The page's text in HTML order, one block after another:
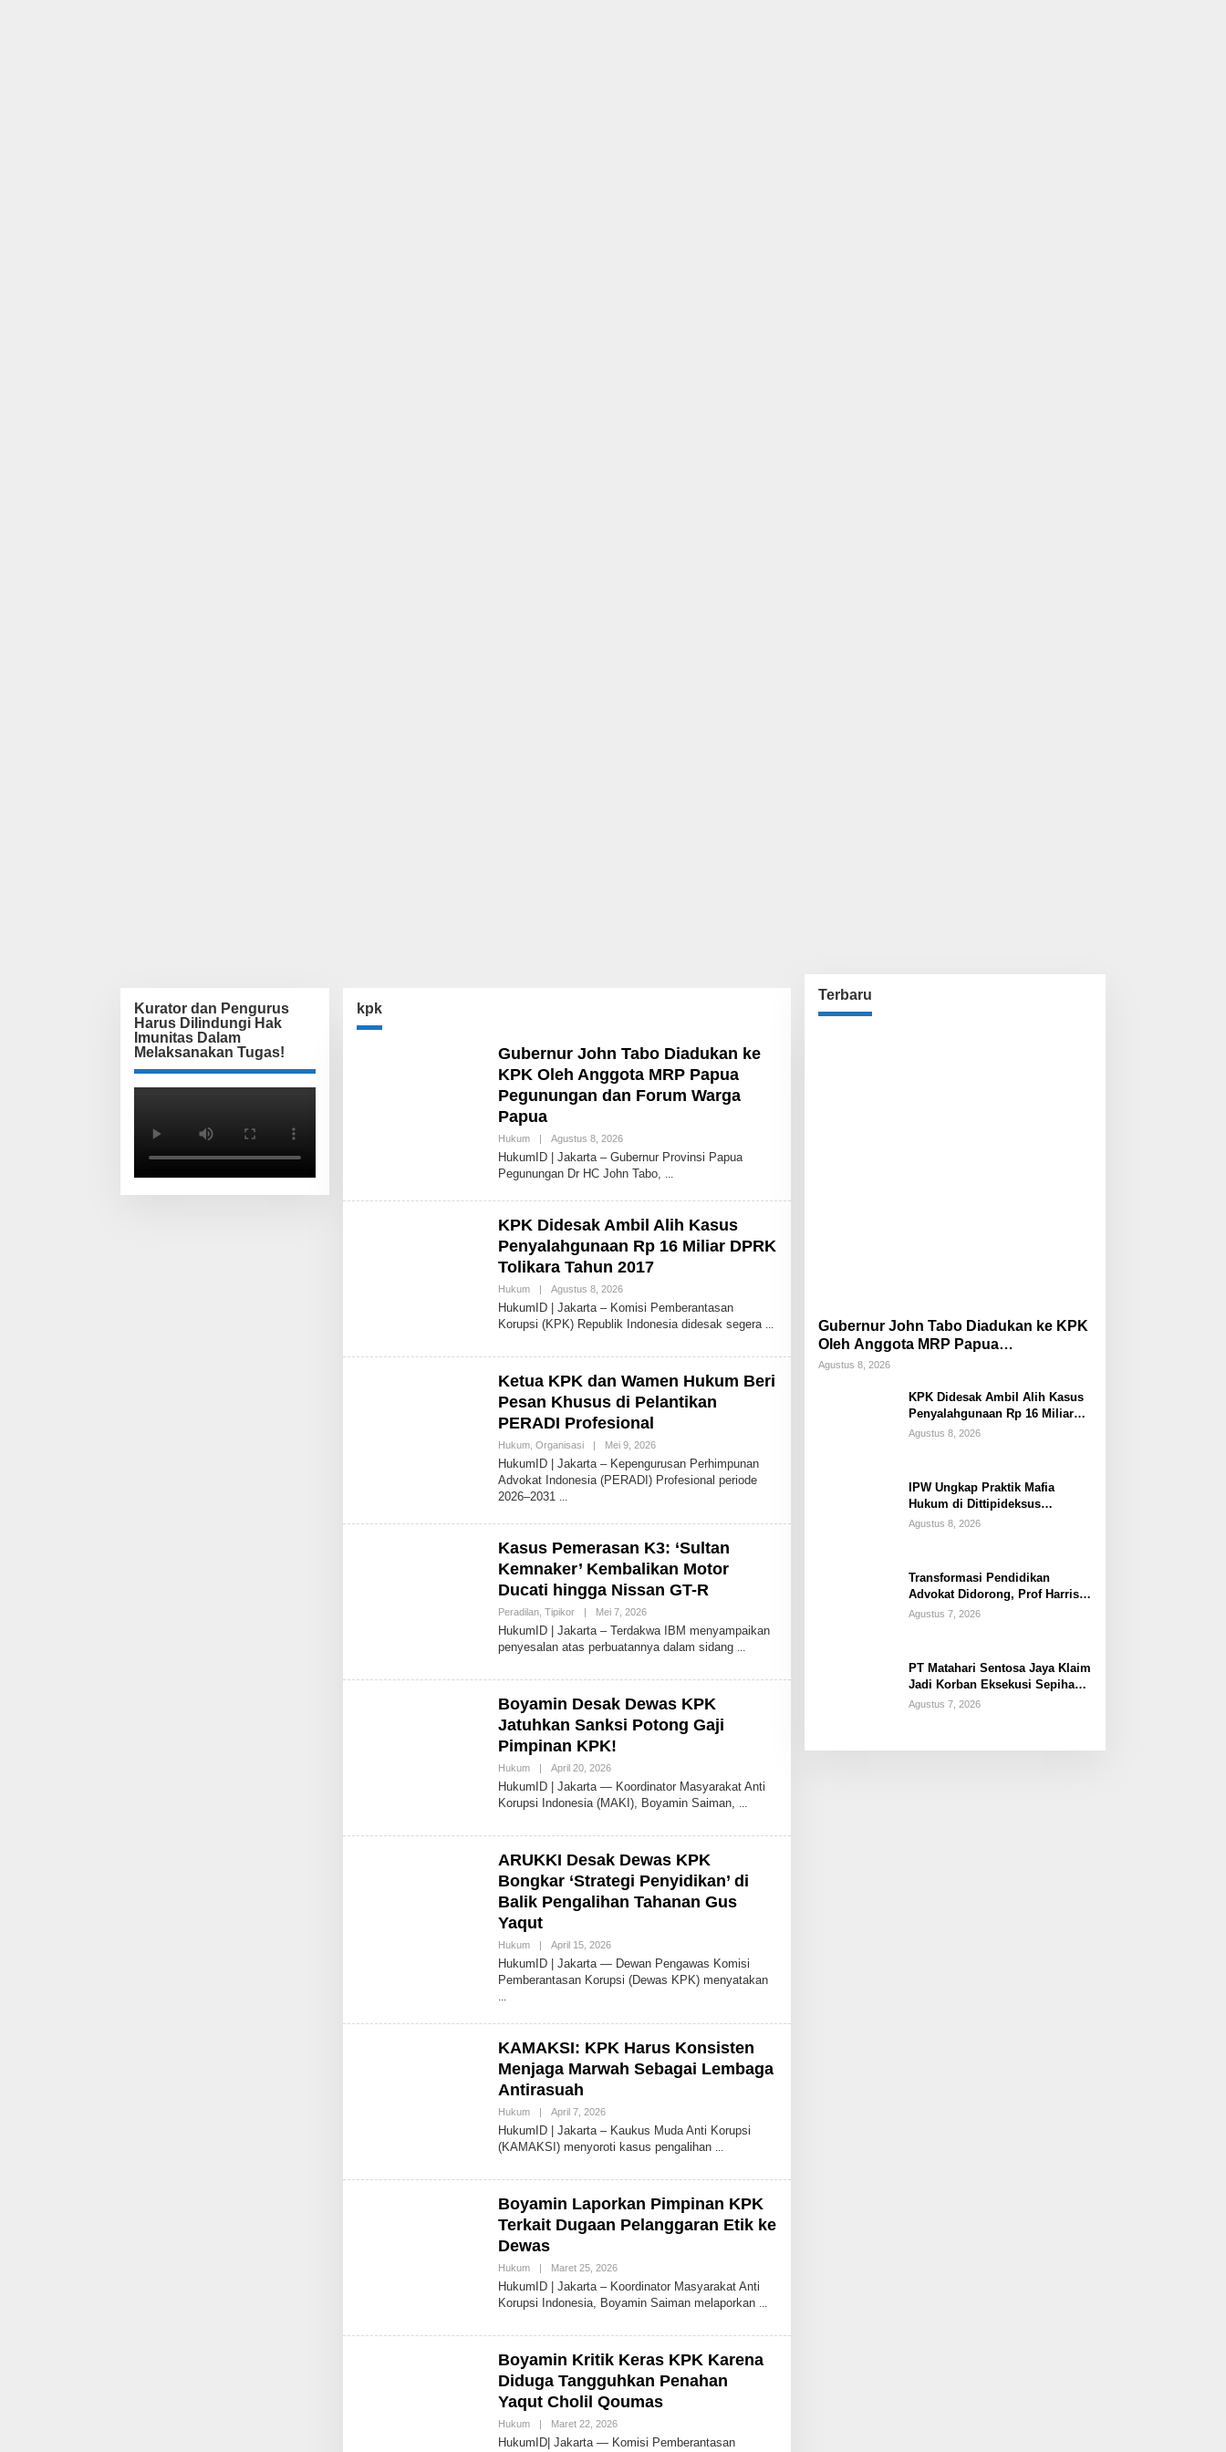
Kurator dan Pengurus
Harus Dilindungi Hak
Imunitas Dalam
Melaksanakan Tugas!
kpk
Gubernur John Tabo Diadukan ke
KPK Oleh Anggota MRP Papua
Pegunungan dan Forum Warga
Papua
Hukum | Agustus 8, 2026Oleh
HukumID
HukumID | Jakarta – Gubernur Provinsi Papua
Pegunungan Dr HC John Tabo,
KPK Didesak Ambil Alih Kasus
Penyalahgunaan Rp 16 Miliar DPRK
Tolikara Tahun 2017
Hukum | Agustus 8, 2026Oleh
HukumID
HukumID | Jakarta – Komisi Pemberantasan
Korupsi (KPK) Republik Indonesia didesak segera
Ketua KPK dan Wamen Hukum Beri
Pesan Khusus di Pelantikan
PERADI Profesional
Hukum, Organisasi | Mei 9, 2026Oleh
HukumID
HukumID | Jakarta – Kepengurusan Perhimpunan
Advokat Indonesia (PERADI) Profesional periode
2026–2031
Kasus Pemerasan K3: ‘Sultan
Kemnaker’ Kembalikan Motor
Ducati hingga Nissan GT-R
Peradilan, Tipikor | Mei 7, 2026Oleh
HukumID
HukumID | Jakarta – Terdakwa IBM menyampaikan
penyesalan atas perbuatannya dalam sidang
Boyamin Desak Dewas KPK
Jatuhkan Sanksi Potong Gaji
Pimpinan KPK!
Hukum | April 20, 2026Oleh
HukumID
HukumID | Jakarta — Koordinator Masyarakat Anti
Korupsi Indonesia (MAKI), Boyamin Saiman,
ARUKKI Desak Dewas KPK
Bongkar ‘Strategi Penyidikan’ di
Balik Pengalihan Tahanan Gus
Yaqut
Hukum | April 15, 2026Oleh
HukumID
HukumID | Jakarta — Dewan Pengawas Komisi
Pemberantasan Korupsi (Dewas KPK) menyatakan
KAMAKSI: KPK Harus Konsisten
Menjaga Marwah Sebagai Lembaga
Antirasuah
Hukum | April 7, 2026Oleh
HukumID
HukumID | Jakarta – Kaukus Muda Anti Korupsi
(KAMAKSI) menyoroti kasus pengalihan
Boyamin Laporkan Pimpinan KPK
Terkait Dugaan Pelanggaran Etik ke
Dewas
Hukum | Maret 25, 2026Oleh
HukumID
HukumID | Jakarta – Koordinator Masyarakat Anti
Korupsi Indonesia, Boyamin Saiman melaporkan
Boyamin Kritik Keras KPK Karena
Diduga Tangguhkan Penahan
Yaqut Cholil Qoumas
Hukum | Maret 22, 2026Oleh
HukumID
HukumID| Jakarta — Komisi Pemberantasan
Terbaru
Gubernur John Tabo Diadukan ke KPK
Oleh Anggota MRP Papua
Pegunungan dan Forum Warga Papua
Agustus 8, 2026
KPK Didesak Ambil Alih Kasus
Penyalahgunaan Rp 16 Miliar
DPRK Tolikara Tahun 2017
Agustus 8, 2026
IPW Ungkap Praktik Mafia
Hukum di Dittipideksus
Bareskrim Polri Dalam
Agustus 8, 2026
Transformasi Pendidikan
Advokat Didorong, Prof Harris
Arthur Hedar Perkuat Kolaborasi
Agustus 7, 2026
PT Matahari Sentosa Jaya Klaim
Jadi Korban Eksekusi Sepihak
oleh Oknum SPSI!
Agustus 7, 2026